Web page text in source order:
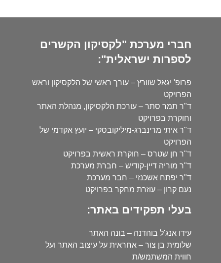
חברי מערכת "לקסיקון הקשרים
לספרות ישראלית":
פרופ' יגאל שוורץ – עורך ראשי של הלקסיקון וראש
הפרויקט
ד"ר תמר סתר – עורכת הלקסיקון, מנהלת האתר
וחוקרת בפרויקט
ד"ר איתי מרינברג-מיליקובסקי – יועץ אקדמי של
הפרויקט
ד"ר חן שטרס – חוקרת ראשית בפרויקט
ד"ר מוריה דיין-קודיש – חברת מערכת
ד"ר יפתח אשכנזי – חבר מערכת
נעם קרון – עוזרת מחקר בפרויקט
בעלי תפקידים באתר:
עידו אנג'ל בוהדנה – בונה האתר
שלומית בן צור – אחראית על עיצוב האתר ועל
חווית המשתמש/ת